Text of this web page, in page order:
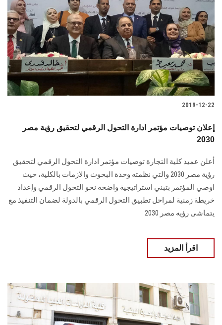
2019-12-22
إعلان توصيات مؤتمر ادارة التحول الرقمي لتحقيق رؤية مصر
2030
أعلن عميد كلية التجارة توصيات مؤتمر ادارة التحول الرقمي لتحقيق
رؤية مصر 2030 والتي نظمته وحدة البحوث والازمات بالكلية، حيث
اوصي المؤتمر بتبني استراتيجية واضحه نحو التحول الرقمي وإعداد
خريطة زمنية لمراحل تطبيق التحول الرقمي بالدولة لضمان التنفيذ مع
يتماشى رؤيه مصر 2030
اقرأ المزيد